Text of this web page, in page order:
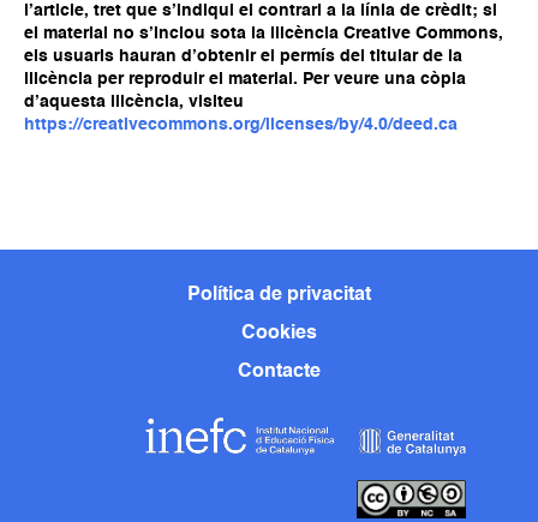
l’article, tret que s’indiqui el contrari a la línia de crèdit; si
el material no s’inclou sota la llicència Creative Commons,
els usuaris hauran d’obtenir el permís del titular de la
llicència per reproduir el material. Per veure una còpia
d’aquesta llicència, visiteu
https://creativecommons.org/licenses/by/4.0/deed.ca
Política de privacitat
Cookies
Contacte